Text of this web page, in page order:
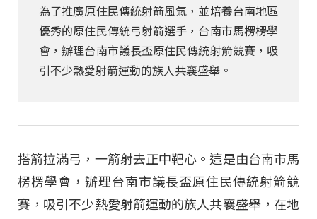
為了推廣原住民傳統射箭風氣，並培養台南地區
優秀的原住民傳統弓射箭選手，台南市馬楞楞學
會，辦理台南市議長盃原住民傳統射箭競賽，吸
引不少熱愛射箭運動的族人共襄盛舉。
搭箭拉滿弓，一箭射去正中靶心。這是由台南市馬
楞楞學會，辦理台南市議長盃原住民傳統射箭競
賽，吸引不少熱愛射箭運動的族人共襄盛舉，在地